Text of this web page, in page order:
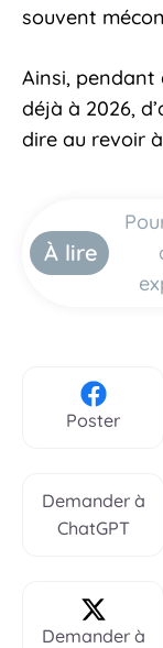
souvent
Ainsi, pendant
déjà à 2026,
dire au revoir
À lire
Poster
Demander à
ChatGPT
Demander à